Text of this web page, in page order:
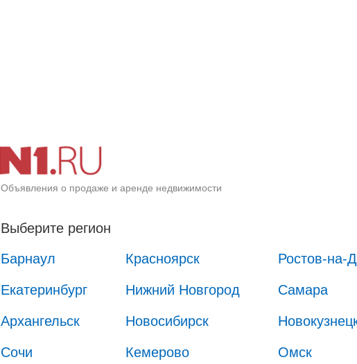
Объявления о продаже и аренде недвижимости
Выберите регион
Барнаул
Красноярск Ростов-на-
Екатеринбург Нижний Новгород Самара
Архангельск Новосибирск
Сочи Кемерово Омск